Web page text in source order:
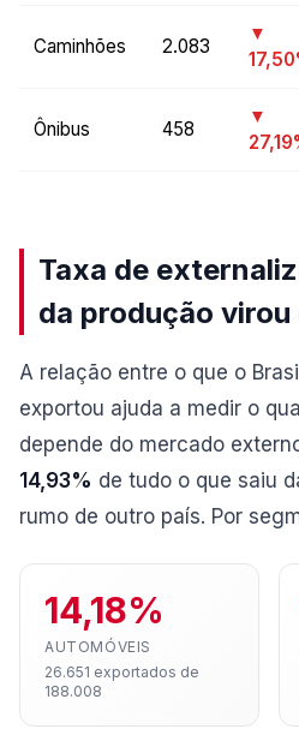
Caminhões 2.083
▼
Ônibus 458
▼
Taxa de
da produção
A relação entre o que o
exportou ajuda a medir o
depende do mercado
14,93% de tudo o que saiu
rumo de outro país. Por
14,18%
AUTOMÓVEIS
26.651 exportados de
188.008